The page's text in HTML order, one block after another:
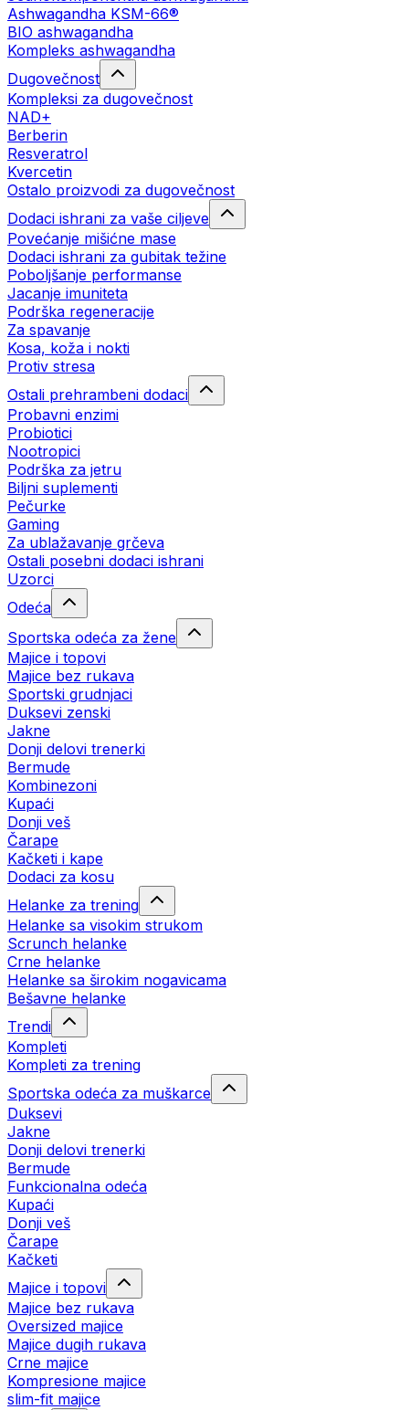
Ashwagandha KSM-66®
BIO ashwagandha
Kompleks ashwagandha
Dugovečnost
Kompleksi za dugovečnost
NAD+
Berberin
Resveratrol
Kvercetin
Ostalo proizvodi za dugovečnost
Dodaci ishrani za vaše ciljeve
Povećanje mišićne mase
Dodaci ishrani za gubitak težine
Poboljšanje performanse
Jacanje imuniteta
Podrška regeneracije
Za spavanje
Kosa, koža i nokti
Protiv stresa
Ostali prehrambeni dodaci
Probavni enzimi
Probiotici
Nootropici
Podrška za jetru
Biljni suplementi
Pečurke
Gaming
Za ublažavanje grčeva
Ostali posebni dodaci ishrani
Uzorci
Odeća
Sportska odeća za žene
Majice i topovi
Majice bez rukava
Sportski grudnjaci
Duksevi zenski
Jakne
Donji delovi trenerki
Bermude
Kombinezoni
Kupaći
Donji veš
Čarape
Kačketi i kape
Dodaci za kosu
Helanke za trening
Helanke sa visokim strukom
Scrunch helanke
Crne helanke
Helanke sa širokim nogavicama
Bešavne helanke
Trendi
Kompleti
Kompleti za trening
Sportska odeća za muškarce
Duksevi
Jakne
Donji delovi trenerki
Bermude
Funkcionalna odeća
Kupaći
Donji veš
Čarape
Kačketi
Majice i topovi
Majice bez rukava
Oversized majice
Majice dugih rukava
Crne majice
Kompresione majice
slim-fit majice